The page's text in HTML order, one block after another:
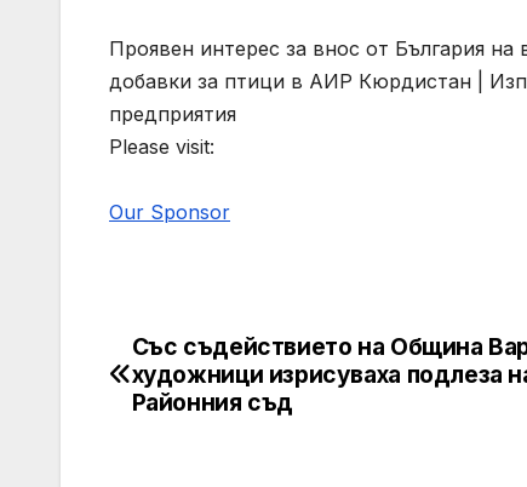
Проявен интерес за внос от България
добавки за птици в АИР Кюрдистан |
предприятия
Please visit:
Our Sponsor
Post
navigation
Със съдействието на Община
художници изрисуваха подлеза
Районния съд